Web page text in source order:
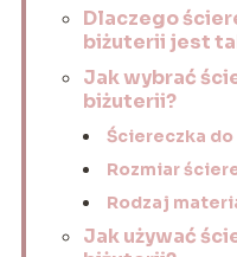
Dlaczego
biżuterii jest
Jak wybrać
biżuterii?
Ściereczka do
Rozmiar
Rodzaj
Jak używać